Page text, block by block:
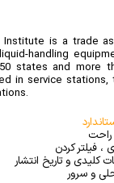
Institute is a trade
handling
states and more
in service stations,
راحت
فیلتر کردن
کلیدی و تاریخ انتشار
و سرور